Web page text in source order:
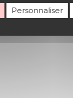
Personnaliser